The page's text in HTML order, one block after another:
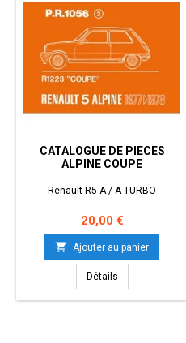
CATALOGUE DE PIECES
ALPINE COUPE
Renault R5 A / A TURBO
Prix
20,00 €
 Ajouter au panier
Détails